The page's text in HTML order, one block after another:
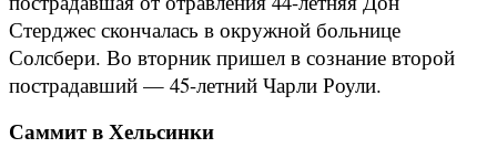
Стерджес скончалась в окружной больнице
Солсбери. Во вторник пришел в сознание второй
пострадавший — 45-летний Чарли Роули.
Саммит в Хельсинки